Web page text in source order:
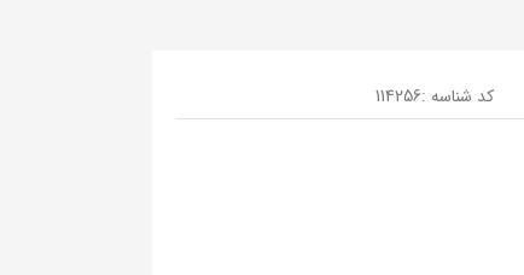
کد شناسه :114256